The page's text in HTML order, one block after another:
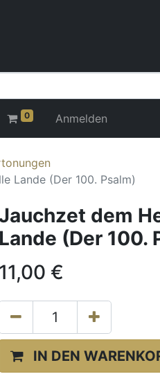
0 Anmelden
Lande (Der 100. Psalm)
dem
Lande (Der 100.
11,00 €
IN DEN